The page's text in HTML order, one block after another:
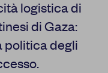
logistica di
di Gaza:
politica degli